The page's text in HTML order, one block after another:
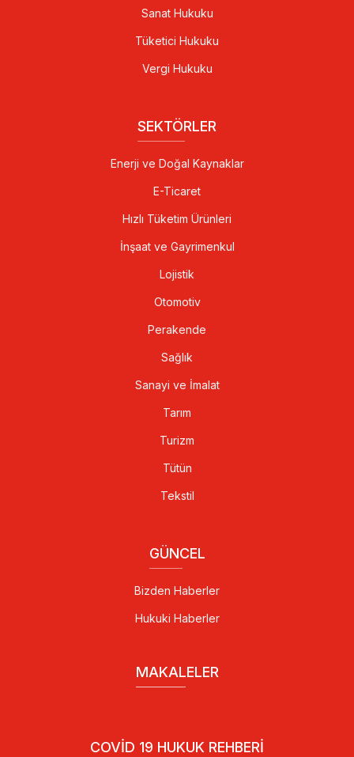
Sanat Hukuku
Tüketici Hukuku
Vergi Hukuku
SEKTÖRLER
Enerji ve Doğal Kaynaklar
E-Ticaret
Hızlı Tüketim Ürünleri
İnşaat ve Gayrimenkul
Lojistik
Otomotiv
Perakende
Sağlık
Sanayi ve İmalat
Tarım
Turizm
Tütün
Tekstil
GÜNCEL
Bizden Haberler
Hukuki Haberler
MAKALELER
COVID 19 HUKUK REHBERI